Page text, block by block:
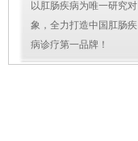
以肛肠疾病为唯一研究对
象，全力打造中国肛肠疾
病诊疗第一品牌！